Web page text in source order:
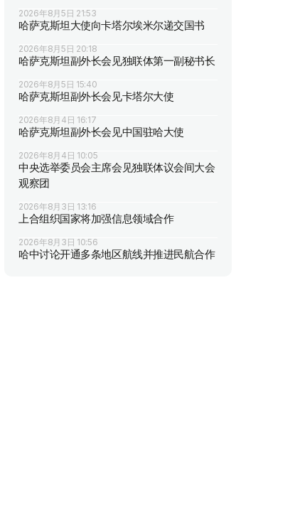
2026年8月5日 21:53
哈萨克斯坦大使向卡塔尔埃米尔递交国书
2026年8月5日 20:18
哈萨克斯坦副外长会见独联体第一副秘书长
2026年8月5日 15:40
哈萨克斯坦副外长会见卡塔尔大使
2026年8月4日 16:17
哈萨克斯坦副外长会见中国驻哈大使
2026年8月4日 10:05
中央选举委员会主席会见独联体议会间大会
观察团
2026年8月3日 13:16
上合组织国家将加强信息领域合作
2026年8月3日 10:56
哈中讨论开通多条地区航线并推进民航合作